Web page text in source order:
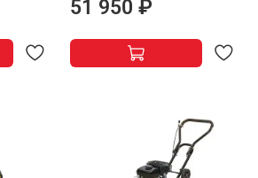
51 950 ₽